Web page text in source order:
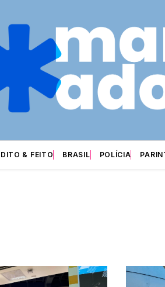
DITO & FEITO BRASIL POLÍCIA